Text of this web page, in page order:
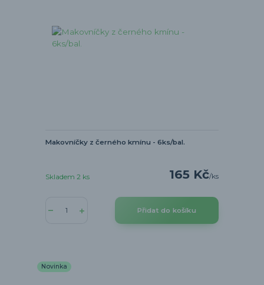
Makovníčky z černého kmínu - 6ks/bal.
165 Kč/ks
Skladem 2 ks
Přidat do košíku
Novinka